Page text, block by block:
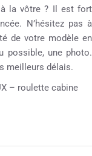
à la vôtre ? Il est fort
N’hésitez pas à
de votre modèle en
possible, une photo.
meilleurs délais.
– roulette cabine